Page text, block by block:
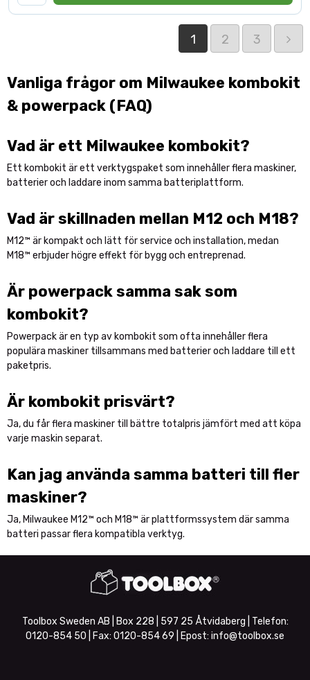
1 2 3
Vanliga frågor om Milwaukee kombokit
& powerpack (FAQ)
Vad är ett Milwaukee kombokit?
Ett kombokit är ett verktygspaket som innehåller flera maskiner,
batterier och laddare inom samma batteriplattform.
Vad är skillnaden mellan M12 och M18?
M12™ är kompakt och lätt för service och installation, medan
M18™ erbjuder högre effekt för bygg och entreprenad.
Är powerpack samma sak som
kombokit?
Powerpack är en typ av kombokit som ofta innehåller flera
populära maskiner tillsammans med batterier och laddare till ett
paketpris.
Är kombokit prisvärt?
Ja, du får flera maskiner till bättre totalpris jämfört med att köpa
varje maskin separat.
Kan jag använda samma batteri till fler
maskiner?
Ja, Milwaukee M12™ och M18™ är plattformssystem där samma
batteri passar flera kompatibla verktyg.
Toolbox Sweden AB | Box 228 | 597 25 Åtvidaberg | Telefon:
0120-854 50 | Fax: 0120-854 69 | Epost: info@toolbox.se